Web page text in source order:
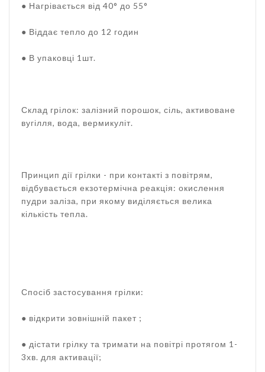
● Нагрівається від 40° до 55°
● Віддає тепло до 12 годин
● В упаковці 1шт.
Склад грілок: залізний порошок, сіль, активоване
вугілля, вода, вермикуліт.
Принцип дії грілки - при контакті з повітрям,
відбувається екзотермічна реакція: окислення
пудри заліза, при якому виділяється велика
кількість тепла.
Спосіб застосування грілки:
● відкрити зовнішній пакет ;
● дістати грілку та тримати на повітрі протягом 1-
3хв. для активації;